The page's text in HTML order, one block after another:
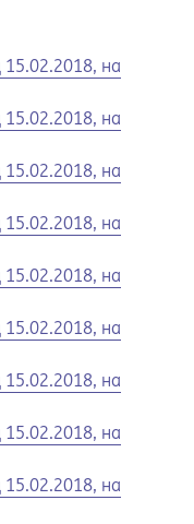
на
на
на
на
на
на
на
на
на